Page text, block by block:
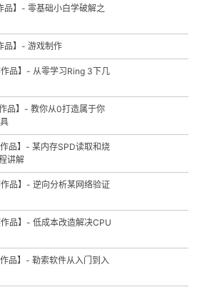
】- 零基础小白学破解之
品】- 游戏制作
品】- 从零学习Ring 3下几
品】- 教你从0打造属于你
品】- 某内存SPD读取和烧
讲解
品】- 逆向分析某网络验证
品】- 低成本改造解决CPU
品】- 勒索软件从入门到入